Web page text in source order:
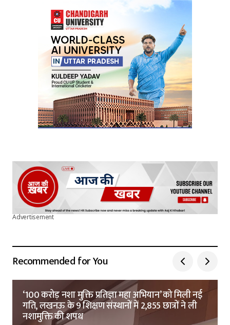
Your Name*
Your E-mail*
Submit Comment
Advertisement
Recommended for You
‘100 करोड़ नशा मुक्ति प्रतिज्ञा महा अभियान’ को मिली नई
गति, लखनऊ के 9 शिक्षण संस्थानों में 2,855 छात्रों ने ली
नशामुक्ति की शपथ